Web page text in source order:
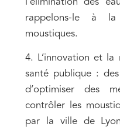
rappelons-le à
moustiques.
4. L’innovation et
santé publique :
d’optimiser des
contrôler les
par la ville de